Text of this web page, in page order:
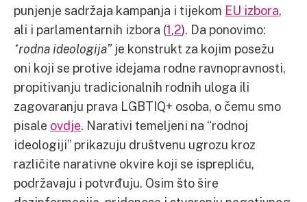
punjenje sadržaja kampanja i tijekom EU izbora,
ali i parlamentarnih izbora (1,2). Da ponovimo:
“rodna ideologija”je konstrukt za kojim posežu
oni koji se protive idejama rodne ravnopravnosti,
propitivanju tradicionalnih rodnih uloga ili
zagovaranju prava LGBTIQ+ osoba, o čemu smo
pisale ovdje. Narativi temeljeni na “rodnoj
ideologiji” prikazuju društvenu ugrozu kroz
različite narativne okvire koji se isprepliću,
podržavaju i potvrđuju. Osim što šire